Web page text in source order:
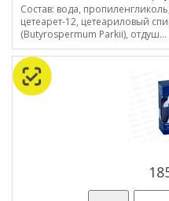
Состав: вода,
цетеарет-12, цетеариловый
(Butyrospermum Parkii), отдуш...